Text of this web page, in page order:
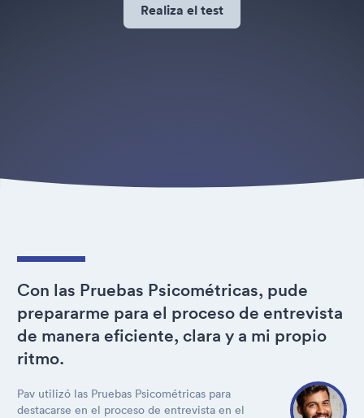
Realiza el test
Con las Pruebas Psicométricas, pude
prepararme para el proceso de entrevista
de manera eficiente, clara y a mi propio
ritmo.
Pav utilizó las Pruebas Psicométricas para
destacarse en el proceso de entrevista en el